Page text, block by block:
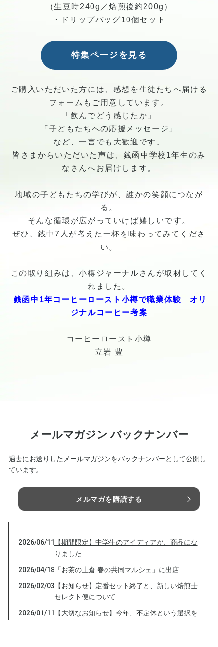
（生豆時240g／焙煎後約200g）
・ドリップバッグ10個セット
特集ページを見る
ご購入いただいた方には、感想を生徒たちへ届ける
フォームもご用意しています。
「飲んでどう感じたか」
「子どもたちへの応援メッセージ」
など、一言でも大歓迎です。
皆さまからいただいた声は、銭函中学校1年生のみ
なさんへお届けします。
地域の子どもたちの学びが、誰かの笑顔につなが
る。
そんな循環が広がっていけば嬉しいです。
ぜひ、銭中7人が考えた一杯を味わってみてくださ
い。
この取り組みは、小樽ジャーナルさんが取材してく
れました。
銭函中1年コーヒーロースト小樽で職業体験 オリ
ジナルコーヒー考案
コーヒーロースト小樽
立岩 豊
メールマガジン バックナンバー
過去にお送りしたメールマガジンをバックナンバーとして公開し
ています。
メルマガを購読する
2026/06/11
【期間限定】中学生のアイディアが、商品にな
りました
2026/04/18「お茶の土倉 春の共同マルシェ」に出店
2026/02/03 【お知らせ】定番セット終了と、新しい焙煎士
セレクト便について
2026/01/11
【大切なお知らせ】今年、不定休という選択を